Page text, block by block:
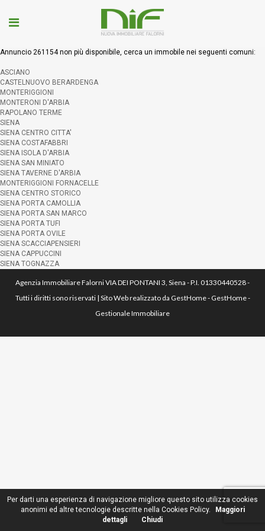
Annuncio 261154 non più disponibile, cerca un immobile nei seguenti comuni:
ASCIANO
CASTELNUOVO BERARDENGA
MONTERIGGIONI
MONTERONI D'ARBIA
RAPOLANO TERME
SIENA
SIENA CENTRO CITTA'
SIENA COSTAFABBRI
SIENA ISOLA D'ARBIA
SIENA SAN MINIATO
SIENA TAVERNE D'ARBIA
MONTERIGGIONI FORNACELLE
SIENA CENTRO STORICO
SIENA PORTA CAMOLLIA
SIENA PORTA SAN MARCO
SIENA PORTA TUFI
SIENA PORTA OVILE
SIENA SCACCIAPENSIERI
SIENA CAPPUCCINI
SIENA TOGNAZZA
Agenzia Immobiliare Falorni VIA DEI PONTANI 3, Siena - P.I. 01330440528 -
Tutti i diritti sono riservati | Sito Web realizzato da GestHome- GestHome -
Gestionale Immobiliare
Per darti una esperienza di navigazione migliore questo sito utilizza cookies
anonimi ed altre tecnologie descritte nella Cookies Policy.
Maggiori
dettagli
Chiudi